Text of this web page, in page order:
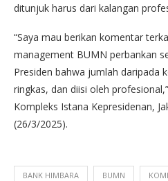
ditunjuk harus dari kalangan
“Saya mau berikan komentar
management BUMN perbankan
Presiden bahwa jumlah daripada
ringkas, dan diisi oleh
Kompleks Istana Kepresidenan,
(26/3/2025).
BANK HIMBARA BUMN